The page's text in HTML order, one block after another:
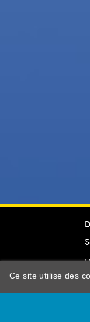
Ce site utilise des